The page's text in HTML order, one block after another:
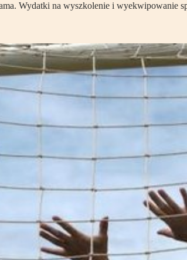
Wydatki na wyszkolenie i wyekwipowanie